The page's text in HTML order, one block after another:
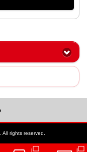
rights reserved.